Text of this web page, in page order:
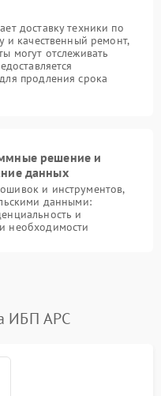
доставку техники по
и качественный ремонт,
могут отслеживать
продления срока
решение и
данных
и инструментов,
данными:
и
необходимости
ИБП APC